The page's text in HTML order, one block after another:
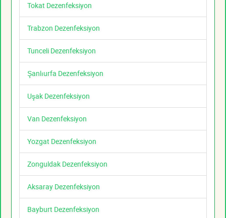
Tokat Dezenfeksiyon
Trabzon Dezenfeksiyon
Tunceli Dezenfeksiyon
Şanlıurfa Dezenfeksiyon
Uşak Dezenfeksiyon
Van Dezenfeksiyon
Yozgat Dezenfeksiyon
Zonguldak Dezenfeksiyon
Aksaray Dezenfeksiyon
Bayburt Dezenfeksiyon